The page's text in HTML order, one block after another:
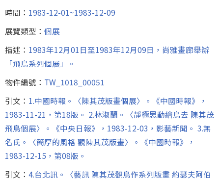
時間： 1983-12-01~1983-12-09
展覽類型： 個展
描述： 1983年12月01日至1983年12月09日，尚雅畫廊舉辦
「飛鳥系列個展」。
物件編號： TW_1018_00051
引文： 1.中國時報。〈陳其茂版畫個展〉。《中國時報》，
1983-11-21，第18版。 2.林淑蘭。〈靜極思動繪鳥去 陳其茂
飛鳥個展〉。《中央日報》，1983-12-03，影藝新聞。 3.無
名氏。〈簡厚的風格 觀陳其茂版畫〉。《中國時報》，
1983-12-15，第08版。
引文： 4.台北訊。〈藝訊 陳其茂觀鳥作系列版畫 約瑟夫阿伯